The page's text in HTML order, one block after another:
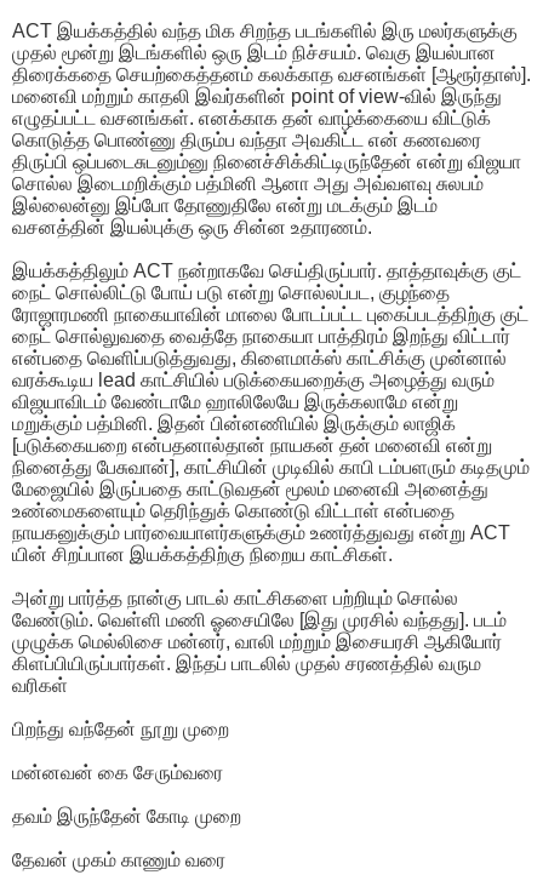
ACT இயக்கத்தில் வந்த மிக சிறந்த படங்களில் இரு மலர்களுக்கு
முதல் மூன்று இடங்களில் ஒரு இடம் நிச்சயம். வெகு இயல்பான
திரைக்கதை செயற்கைத்தனம் கலக்காத வசனங்கள் [ஆரூர்தாஸ்].
மனைவி மற்றும் காதலி இவர்களின் point of view-வில் இருந்து
எழுதப்பட்ட வசனங்கள். எனக்காக தன் வாழ்க்கையை விட்டுக்
கொடுத்த பொண்ணு திரும்ப வந்தா அவகிட்ட என் கணவரை
திருப்பி ஒப்படைசுடனும்னு நினைச்சிக்கிட்டிருந்தேன் என்று விஜயா
சொல்ல இடைமறிக்கும் பத்மினி ஆனா அது அவ்வளவு சுலபம்
இல்லைன்னு இப்போ தோணுதிலே என்று மடக்கும் இடம்
வசனத்தின் இயல்புக்கு ஒரு சின்ன உதாரணம்.
இயக்கத்திலும் ACT நன்றாகவே செய்திருப்பார். தாத்தாவுக்கு குட்
நைட் சொல்லிட்டு போய் படு என்று சொல்லப்பட, குழந்தை
ரோஜாரமணி நாகையாவின் மாலை போடப்பட்ட புகைப்படத்திற்கு குட்
நைட் சொல்லுவதை வைத்தே நாகையா பாத்திரம் இறந்து விட்டார்
என்பதை வெளிப்படுத்துவது, கிளைமாக்ஸ் காட்சிக்கு முன்னால்
வரக்கூடிய lead காட்சியில் படுக்கையறைக்கு அழைத்து வரும்
விஜயாவிடம் வேண்டாமே ஹாலிலேயே இருக்கலாமே என்று
மறுக்கும் பத்மினி. இதன் பின்னணியில் இருக்கும் லாஜிக்
[படுக்கையறை என்பதனால்தான் நாயகன் தன் மனைவி என்று
நினைத்து பேசுவான்], காட்சியின் முடிவில் காபி டம்பளரும் கடிதமும்
மேஜையில் இருப்பதை காட்டுவதன் மூலம் மனைவி அனைத்து
உண்மைகளையும் தெரிந்துக் கொண்டு விட்டாள் என்பதை
நாயகனுக்கும் பார்வையாளர்களுக்கும் உணர்த்துவது என்று ACT
யின் சிறப்பான இயக்கத்திற்கு நிறைய காட்சிகள்.
அன்று பார்த்த நான்கு பாடல் காட்சிகளை பற்றியும் சொல்ல
வேண்டும். வெள்ளி மணி ஓசையிலே [இது முரசில் வந்தது]. படம்
முழுக்க மெல்லிசை மன்னர், வாலி மற்றும் இசையரசி ஆகியோர்
கிளப்பியிருப்பார்கள். இந்தப் பாடலில் முதல் சரணத்தில் வரும
வரிகள்
பிறந்து வந்தேன் நூறு முறை
மன்னவன் கை சேரும்வரை
தவம் இருந்தேன் கோடி முறை
தேவன் முகம் காணும் வரை